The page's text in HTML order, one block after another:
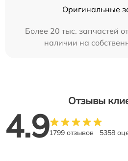
Оригинальные
Более 20 тыс. запчастей
наличии на
Отзывы
4.91799 отзывов 5358